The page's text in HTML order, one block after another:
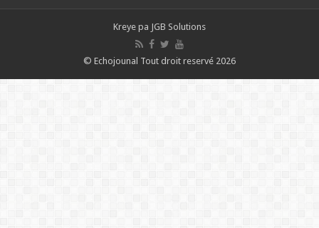
Kreye pa JGB Solutions
© Echojounal Tout droit reservé 2026